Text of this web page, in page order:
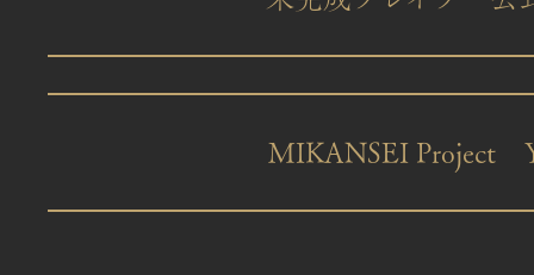
MIKANSEI Project